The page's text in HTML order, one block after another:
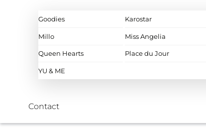
Goodies Karostar
Millo Miss Angelia
Queen Hearts Place du Jour
YU & ME
Contact